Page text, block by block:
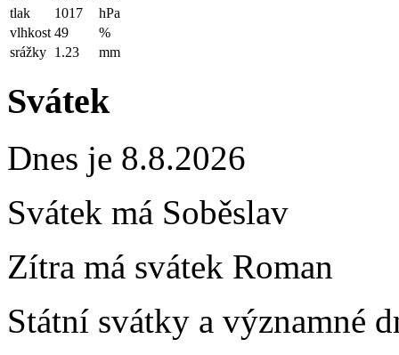
tlak
1017
hPa
vlhkost 49
%
srážky 1.23 mm
Svátek
Dnes je 8.8.2026
Svátek má Soběslav
Zítra má svátek Roman
Státní svátky a významné